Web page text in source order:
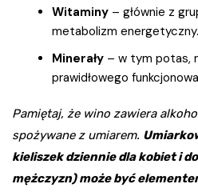
Witaminy – głównie z
metabolizm energetyczny.
Minerały – w tym potas,
prawidłowego
Pamiętaj, że wino zawiera
spożywane z umiarem.
kieliszek dziennie dla kobiet i
mężczyzn) może być